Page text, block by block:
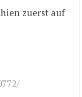
zuerst auf